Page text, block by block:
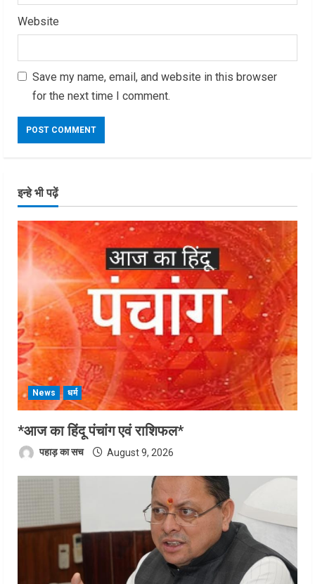
Website
Save my name, email, and website in this browser
for the next time I comment.
इन्हे भी पढ़ें
News धर्म
*आज का हिंदू पंचांग एवं राशिफल*
पहाड़ का सच August 9, 2026